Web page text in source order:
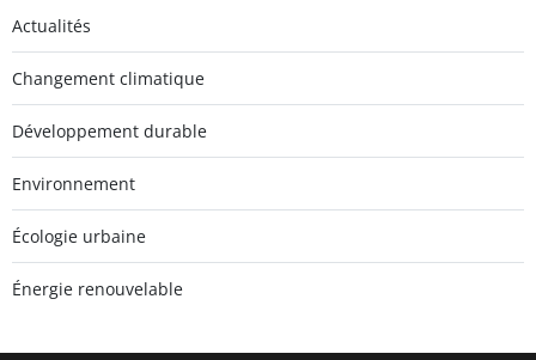
Actualités
Changement climatique
Développement durable
Environnement
Écologie urbaine
Énergie renouvelable